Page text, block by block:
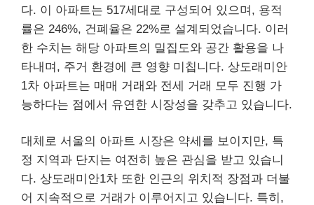
다. 이 아파트는 517세대로 구성되어 있으며, 용적
률은 246%, 건폐율은 22%로 설계되었습니다. 이러
한 수치는 해당 아파트의 밀집도와 공간 활용을 나
타내며, 주거 환경에 큰 영향 미칩니다. 상도래미안
1차 아파트는 매매 거래와 전세 거래 모두 진행 가
능하다는 점에서 유연한 시장성을 갖추고 있습니다.
대체로 서울의 아파트 시장은 약세를 보이지만, 특
정 지역과 단지는 여전히 높은 관심을 받고 있습니
다. 상도래미안1차 또한 인근의 위치적 장점과 더불
어 지속적으로 거래가 이루어지고 있습니다. 특히,